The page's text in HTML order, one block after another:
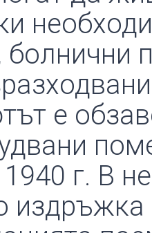
болнични
е
г. В
издръжка